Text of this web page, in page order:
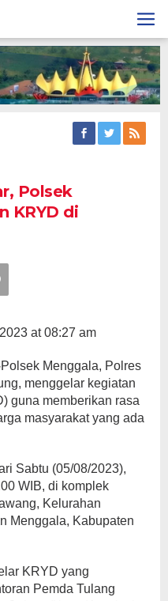
Polsek
KRYD di
at 08:27 am
Polsek Menggala, Polres
menggelar kegiatan
guna memberikan rasa
masyarakat yang ada
Sabtu (05/08/2023),
WIB, di komplek
Kelurahan
Menggala, Kabupaten
KRYD yang
Pemda Tulang